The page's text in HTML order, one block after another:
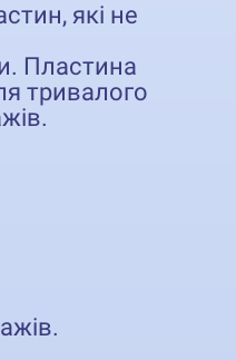
які не
Пластина
тривалого